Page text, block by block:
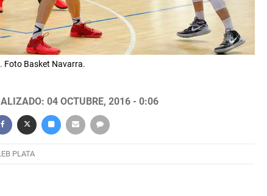
Foto Basket Navarra.
04 OCTUBRE, 2016 - 0:06
PLATA